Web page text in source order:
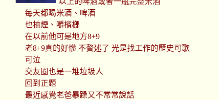
每天都喝米酒、啤酒
也抽煙、嚼檳榔
在以前他可是地方8+9
老8+9真的好慘 不贅述了 光是找工作的歷史可歌
可泣
交友圈也是一堆垃圾人
回到正題
最近感覺老爸暴躁又不常常說話